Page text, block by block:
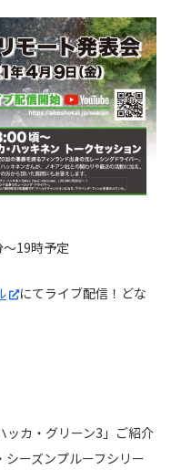
19時予定
にてライブ配信！どな
ッカ・グリーン3」ご紹介
ーズンプルーフシリー